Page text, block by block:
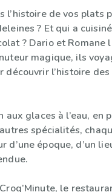
l’histoire de vos plats
? Et qui a
? Dario et Romane
magique, ils
découvrir l’histoire
aux glaces à l’eau, en
spécialités,
d’une époque, d’un
le